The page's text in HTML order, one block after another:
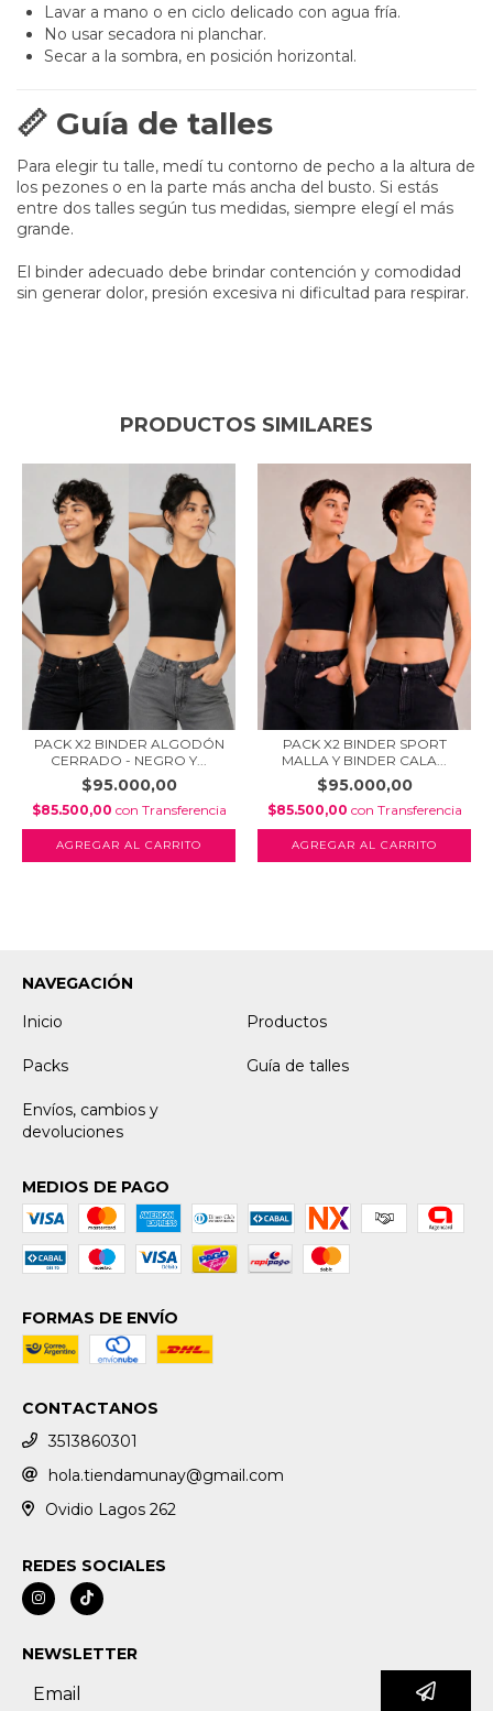
Lavar a mano o en ciclo delicado con agua fría.
No usar secadora ni planchar.
Secar a la sombra, en posición horizontal.
📏 Guía de talles
Para elegir tu talle, medí tu contorno de pecho a la altura de
los pezones o en la parte más ancha del busto. Si estás
entre dos talles según tus medidas, siempre elegí el más
grande.
El binder adecuado debe brindar contención y comodidad
sin generar dolor, presión excesiva ni dificultad para respirar.
PRODUCTOS SIMILARES
PACK X2 BINDER ALGODÓN
CERRADO - NEGRO Y...
$95.000,00
$85.500,00 con Transferencia
AGREGAR AL CARRITO
PACK X2 BINDER SPORT
MALLA Y BINDER CALA...
$95.000,00
$85.500,00 con Transferencia
AGREGAR AL CARRITO
NAVEGACIÓN
Inicio
Productos
Packs Guía de talles
Envíos, cambios y
devoluciones
MEDIOS DE PAGO
FORMAS DE ENVÍO
CONTACTANOS
3513860301
hola.tiendamunay@gmail.com
Ovidio Lagos 262
REDES SOCIALES
NEWSLETTER